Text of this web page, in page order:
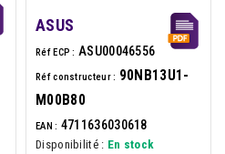
ASUS
Réf ECP : ASU00046556
Réf constructeur : 90NB13U1-
M00B80
EAN : 4711636030618
Disponibilité : En stock